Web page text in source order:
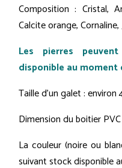
Composition : Cristal,
Calcite orange, Cornaline,
Les pierres
disponible au moment
Taille d'un galet : environ
Dimension du boitier
La couleur (noire ou
suivant stock disponible